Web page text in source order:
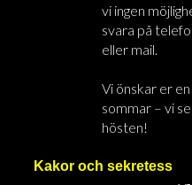
vi ingen
svara på
eller mail.
Vi önskar er en
sommar – vi
hösten!
Övriga tider:
Kakor och sekretess